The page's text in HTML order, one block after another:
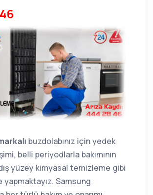
buzdolabınız için yedek
belli periyodlarla bakımının
yüzey kimyasal temizleme gibi
yapmaktayız. Samsung